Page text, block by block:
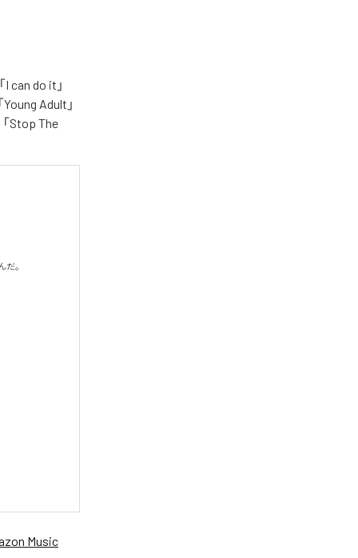
can do it」
Young Adult」
「Stop The
だ。
Music